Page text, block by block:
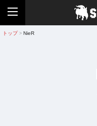
トップ > NieR